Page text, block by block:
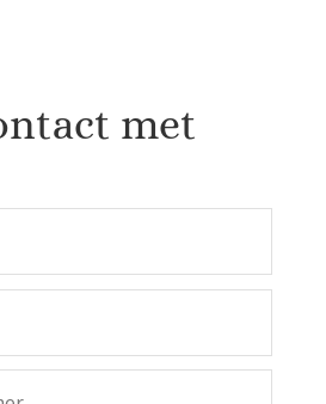
met